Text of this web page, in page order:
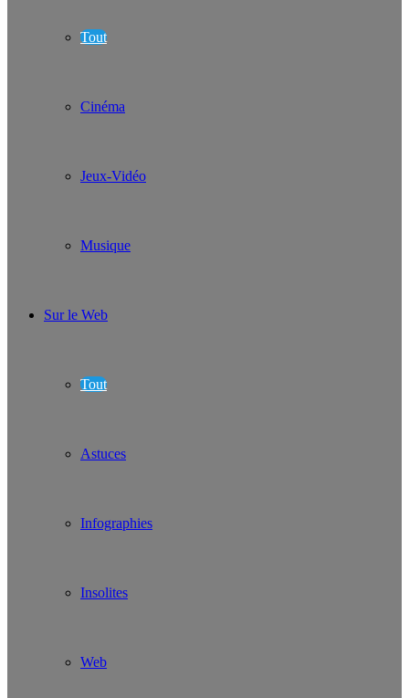
Tout
Cinéma
Jeux-Vidéo
Musique
Sur le Web
Tout
Astuces
Infographies
Insolites
Web